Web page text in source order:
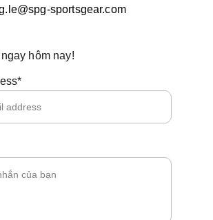
sportsgear.com
hôm nay!